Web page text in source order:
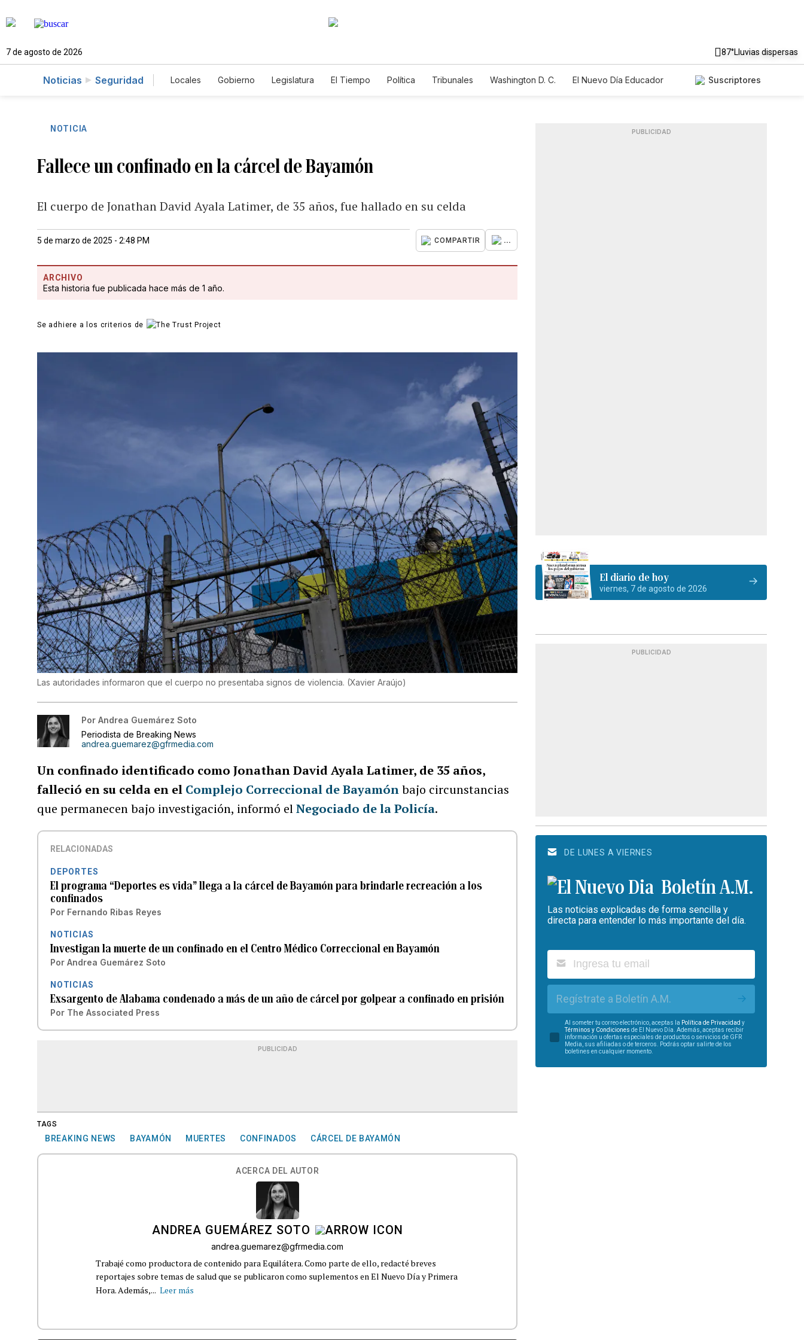
7 de agosto de 2026 87°Lluvias dispersas
Noticias Seguridad Locales Gobierno Legislatura El Tiempo Política Tribunales Washington D. C.
El Nuevo Día Educador
Suscriptores
NOTICIA
Fallece un confinado en la cárcel de Bayamón
El cuerpo de Jonathan David Ayala Latimer, de 35 años, fue hallado en su celda
5 de marzo de 2025 - 2:48 PM COMPARTIR ...
ARCHIVO
Esta historia fue publicada hace más de 1 año.
Se adhiere a los criterios de
Las autoridades informaron que el cuerpo no presentaba signos de violencia. (Xavier Araújo)
Por Andrea Guemárez Soto
Periodista de Breaking News
andrea.guemarez@gfrmedia.com
Un confinado identificado como Jonathan David Ayala Latimer, de 35 años,
falleció en su celda en el Complejo Correccional de Bayamónbajo circunstancias
que permanecen bajo investigación, informó elNegociado de la Policía.
RELACIONADAS
DEPORTES
El programa “Deportes es vida” llega a la cárcel de Bayamón para brindarle recreación a los
confinados
Por Fernando Ribas Reyes
NOTICIAS
Investigan la muerte de un confinado en el Centro Médico Correccional en Bayamón
Por Andrea Guemárez Soto
NOTICIAS
Exsargento de Alabama condenado a más de un año de cárcel por golpear a confinado en prisión
Por The Associated Press
PUBLICIDAD
TAGS
BREAKING NEWS BAYAMÓN MUERTES CONFINADOS CÁRCEL DE BAYAMÓN
ACERCA DEL AUTOR
ANDREA GUEMÁREZ SOTO
andrea.guemarez@gfrmedia.com
Trabajé como productora de contenido para Equilátera. Como parte de ello, redacté breves
reportajes sobre temas de salud que se publicaron como suplementos en El Nuevo Día y Primera
Hora. Además,... Leer más
PUBLICIDAD
El diario de hoy
viernes, 7 de agosto de 2026
PUBLICIDAD
DE LUNES A VIERNES
Boletín A.M.
Las noticias explicadas de forma sencilla y
directa para entender lo más importante del día.
Regístrate a Boletín A.M.
Al someter tu correo electrónico, aceptas la Política de Privacidad y
Términos y Condiciones de El Nuevo Día. Además, aceptas recibir
información u ofertas especiales de productos o servicios de GFR
Media, sus afiliadas o de terceros. Podrás optar salirte de los
boletines en cualquier momento.